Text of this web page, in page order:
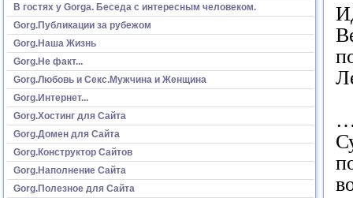
В гостях у Gorga. Беседа с интересным человеком.
Gorg.Публикации за рубежом
Gorg.Наша Жизнь
Gorg.Не факт...
Gorg.Любовь и Секс.Мужчина и Женщина
Gorg.Интернет...
Gorg.Хостинг для Сайта
Gorg.Домен для Сайта
Gorg.Конструктор Сайтов
Gorg.Наполнение Сайта
Gorg.Полезное для Сайта